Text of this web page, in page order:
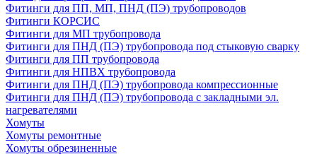
Фитинги для ПП, МП, ПНД (ПЭ) трубопроводов
Фитинги КОРСИС
Фитинги для МП трубопровода
Фитинги для ПНД (ПЭ) трубопровода под стыковую сварку
Фитинги для ПП трубопровода
Фитинги для НПВХ трубопровода
Фитинги для ПНД (ПЭ) трубопровода компрессионные
Фитинги для ПНД (ПЭ) трубопровода с закладными эл.
нагревателями
Хомуты
Хомуты ремонтные
Хомуты обрезиненные